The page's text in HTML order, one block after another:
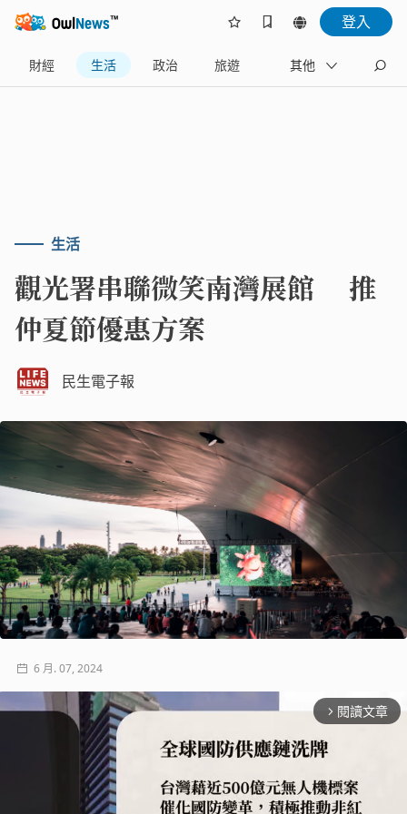
登入
財經 生活 政治 旅遊 體育
其他
生活
觀光署串聯微笑南灣展館 推
仲夏節優惠方案
民生電子報
6 月. 07, 2024
arrow_forward_ios 閱讀文章